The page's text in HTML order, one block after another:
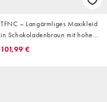
TFNC – Langärmliges Maxikleid
in Schokoladenbraun mit hohem
Ausschnitt und Rüschen
101,99 €